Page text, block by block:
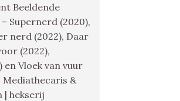
Beeldende
Supernerd (2020),
nerd (2022), Daar
(2022),
Vloek van vuur
Mediathecaris &
| hekserij